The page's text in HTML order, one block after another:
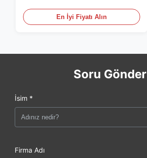
En İyi Fiyatı Alın
Soru Gönder
İsim *
Firma Adı